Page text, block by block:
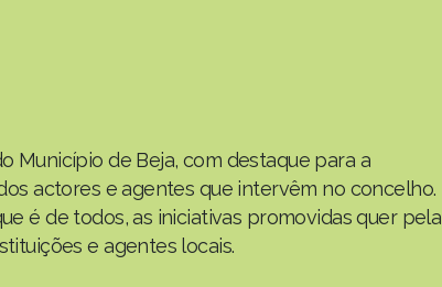
Município de Beja, com destaque para a
actores e agentes que intervêm no concelho.
é de todos, as iniciativas promovidas quer pela
e agentes locais.